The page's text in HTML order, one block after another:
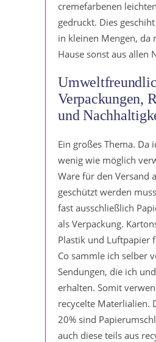
cremefarbenen
gedruckt. Dies
in kleinen Mengen, da
Hause sonst aus allen
Verpackungen,
und
Ein großes Thema. Da
wenig wie möglich
Ware für den Versand
geschützt werden
fast ausschließlich
als Verpackung.
Plastik und Luftpapier
Co sammle ich selber
Sendungen, die ich
erhalten. Somit
recycelte Materlialien.
20% sind
auch diese teils aus